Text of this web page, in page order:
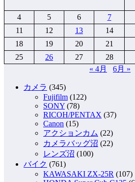
4
5 6 7
11
12 13 14
18
19 20 21
25
26 27 28
« 4月
6月 »
カメラ (345)
Fujifilm (122)
SONY (78)
RICOH/PENTAX (37)
Canon (15)
アクションカム (22)
カメラバッグ沼 (22)
レンズ沼 (100)
バイク (761)
KAWASAKI ZX-25R (107)